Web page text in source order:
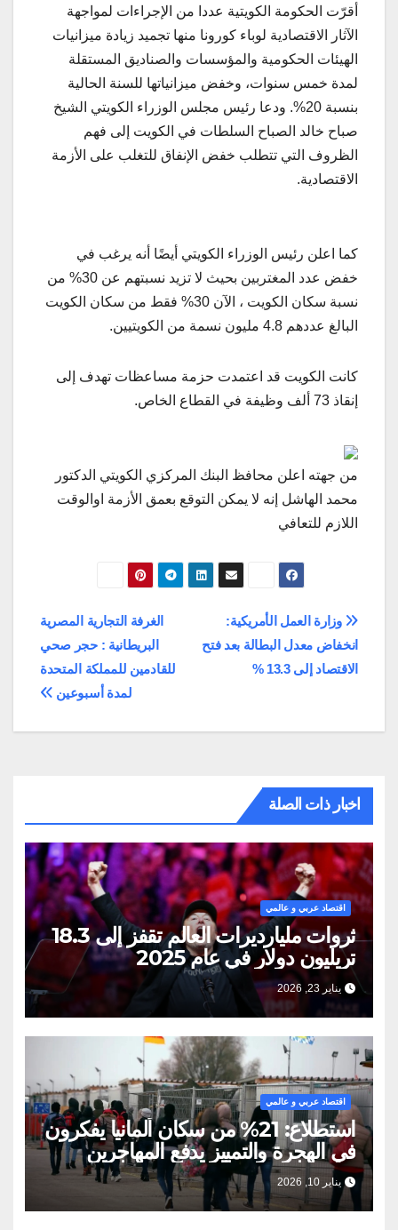
أقرّت الحكومة الكويتية عددا من الإجراءات لمواجهة
الآثار الاقتصادية لوباء كورونا منها تجميد زيادة ميزانيات
الهيئات الحكومية والمؤسسات والصناديق المستقلة
لمدة خمس سنوات، وخفض ميزانياتها للسنة الحالية
بنسبة 20%. ودعا رئيس مجلس الوزراء الكويتي الشيخ
صباح خالد الصباح السلطات في الكويت إلى فهم
الظروف التي تتطلب خفض الإنفاق للتغلب على الأزمة
الاقتصادية.
كما اعلن رئيس الوزراء الكويتي أيضًا أنه يرغب في
خفض عدد المغتربين بحيث لا تزيد نسبتهم عن 30% من
نسبة سكان الكويت ، الآن 30% فقط من سكان الكويت
البالغ عددهم 4.8 مليون نسمة من الكويتيين.
كانت الكويت قد اعتمدت حزمة مساعظات تهدف إلى
إنقاذ 73 ألف وظيفة في القطاع الخاص.
من جهته اعلن محافظ البنك المركزي الكويتي الدكتور
محمد الهاشل إنه لا يمكن التوقع بعمق الأزمة اوالوقت
اللازم للتعافي
تصفّح
المقالات
الغرفة التجارية المصرية
البريطانية : حجر صحي
للقادمين للمملكة المتحدة
لمدة أسبوعين
وزارة العمل الأمريكية:
انخفاض معدل البطالة بعد فتح
الاقتصاد إلى 13.3 %
اخبار ذات الصلة
اقتصاد عربي و عالمي
ثروات مليارديرات العالم تقفز إلى 18.3
تريليون دولار في عام 2025
يناير 23, 2026
اقتصاد عربي و عالمي
استطلاع: 21% من سكان ألمانيا يفكرون
في الهجرة والتمييز يدفع المهاجرين
للمغادرة
يناير 10, 2026